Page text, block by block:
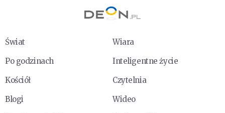
Świat
Wiara
Po godzinach
Inteligentne życie
Kościół
Czytelnia
Blogi
Wideo